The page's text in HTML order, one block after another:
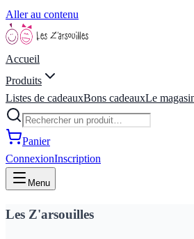
Aller au contenu
Accueil
Produits
Listes de cadeauxBons cadeauxLe
Panier
ConnexionInscription
Menu
Les Z'arsouilles